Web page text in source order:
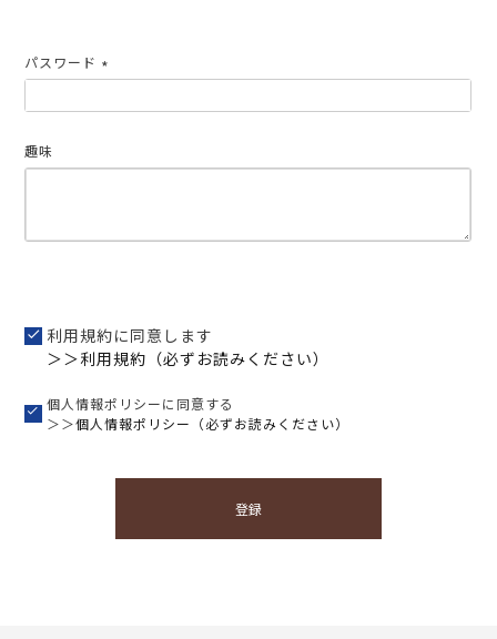
パスワード
須)
趣味
利用規約に同意します
＞＞利用規約（必ずお読みください）
個人情報ポリシーに同意する
＞＞個人情報ポリシー（必ずお読みください）
登録